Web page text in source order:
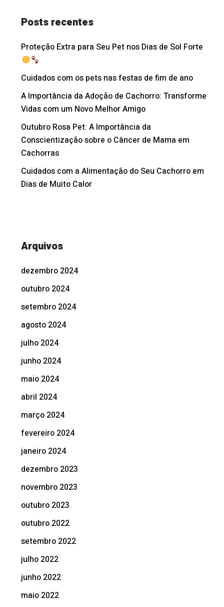
Posts recentes
Proteção Extra para Seu Pet nos Dias de Sol Forte
Cuidados com os pets nas festas de fim de ano
A Importância da Adoção de Cachorro: Transforme
Vidas com um Novo Melhor Amigo
Outubro Rosa Pet: A Importância da
Conscientização sobre o Câncer de Mama em
Cachorras
Cuidados com a Alimentação do Seu Cachorro em
Dias de Muito Calor
Arquivos
dezembro 2024
outubro 2024
setembro 2024
agosto 2024
julho 2024
junho 2024
maio 2024
abril 2024
março 2024
fevereiro 2024
janeiro 2024
dezembro 2023
novembro 2023
outubro 2023
outubro 2022
setembro 2022
julho 2022
junho 2022
maio 2022